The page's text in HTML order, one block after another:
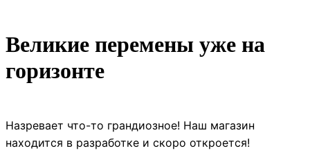
Великие перемены уже на
горизонте
Назревает что-то грандиозное! Наш магазин
находится в разработке и скоро откроется!